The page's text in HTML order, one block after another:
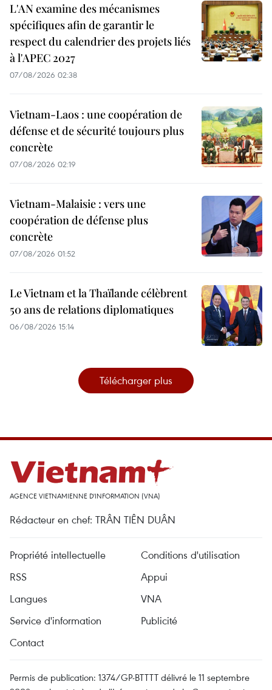
L'AN examine des mécanismes
spécifiques afin de garantir le
respect du calendrier des projets liés
à l'APEC 2027
07/08/2026 02:38
Vietnam-Laos : une coopération de
défense et de sécurité toujours plus
concrète
07/08/2026 02:19
Vietnam-Malaisie : vers une
coopération de défense plus
concrète
07/08/2026 01:52
Le Vietnam et la Thaïlande célèbrent
50 ans de relations diplomatiques
06/08/2026 15:14
Télécharger plus
AGENCE VIETNAMIENNE D'INFORMATION (VNA)
Rédacteur en chef: TRÂN TIÊN DUÂN
Propriété intellectuelle
Conditions d'utilisation
RSS
Appui
Langues
VNA
Service d'information
Publicité
Contact
Permis de publication: 1374/GP-BTTTT délivré le 11 septembre